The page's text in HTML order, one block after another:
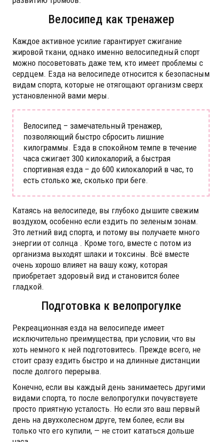
Велосипед как тренажер
Каждое активное усилие гарантирует сжигание
жировой ткани, однако именно велосипедный спорт
можно посоветовать даже тем, кто имеет проблемы с
сердцем. Езда на велосипеде относится к безопасным
видам спорта, которые не отягощают организм сверх
установленной вами меры.
Велосипед – замечательный тренажер,
позволяющий быстро сбросить лишние
килограммы. Езда в спокойном темпе в течение
часа сжигает 300 килокалорий, а быстрая
спортивная езда – до 600 килокалорий в час, то
есть столько же, сколько при беге.
Катаясь на велосипеде, вы глубоко дышите свежим
воздухом, особенно если ездить по зеленым зонам.
Это летний вид спорта, и потому вы получаете много
энергии от солнца . Кроме того, вместе с потом из
организма выходят шлаки и токсины. Всё вместе
очень хорошо влияет на вашу кожу, которая
приобретает здоровый вид и становится более
гладкой.
Подготовка к велопрогулке
Рекреационная езда на велосипеде имеет
исключительно преимущества, при условии, что вы
хоть немного к ней подготовитесь. Прежде всего, не
стоит сразу ездить быстро и на длинные дистанции
после долгого перерыва.
Конечно, если вы каждый день занимаетесь другими
видами спорта, то после велопрогулки почувствуете
просто приятную усталость. Но если это ваш первый
день на двухколесном друге, тем более, если вы
только что его купили, — не стоит кататься дольше